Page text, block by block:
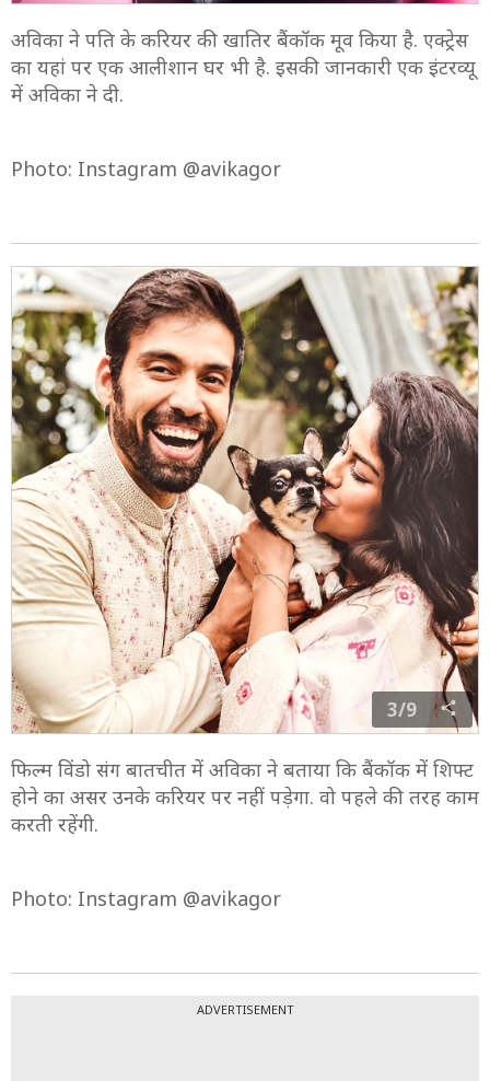
अविका ने पति के करियर की खातिर बैंकॉक मूव किया है. एक्ट्रेस
का यहां पर एक आलीशान घर भी है. इसकी जानकारी एक इंटरव्यू
में अविका ने दी.
Photo: Instagram @avikagor
3/9
फिल्म विंडो संग बातचीत में अविका ने बताया कि बैंकॉक में शिफ्ट
होने का असर उनके करियर पर नहीं पड़ेगा. वो पहले की तरह काम
करती रहेंगी.
Photo: Instagram @avikagor
ADVERTISEMENT